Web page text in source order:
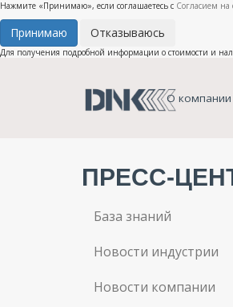
Нажмите «Принимаю», если соглашаетесь с Согласием на
Принимаю Отказываюсь
Для получения подробной информации о стоимости и
О компании
ПРЕСС-
База знаний
Новости индустрии
Новости компании